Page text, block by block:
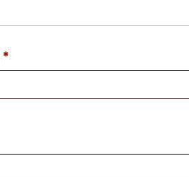
*